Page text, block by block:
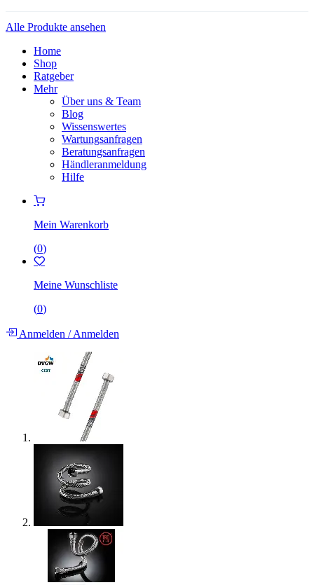
Alle Produkte ansehen
Home
Shop
Ratgeber
Mehr
Über uns & Team
Blog
Wissenswertes
Wartungsanfragen
Beratungsanfragen
Händleranmeldung
Hilfe
Mein Warenkorb
(0)
Meine Wunschliste
(0)
Anmelden /Anmelden